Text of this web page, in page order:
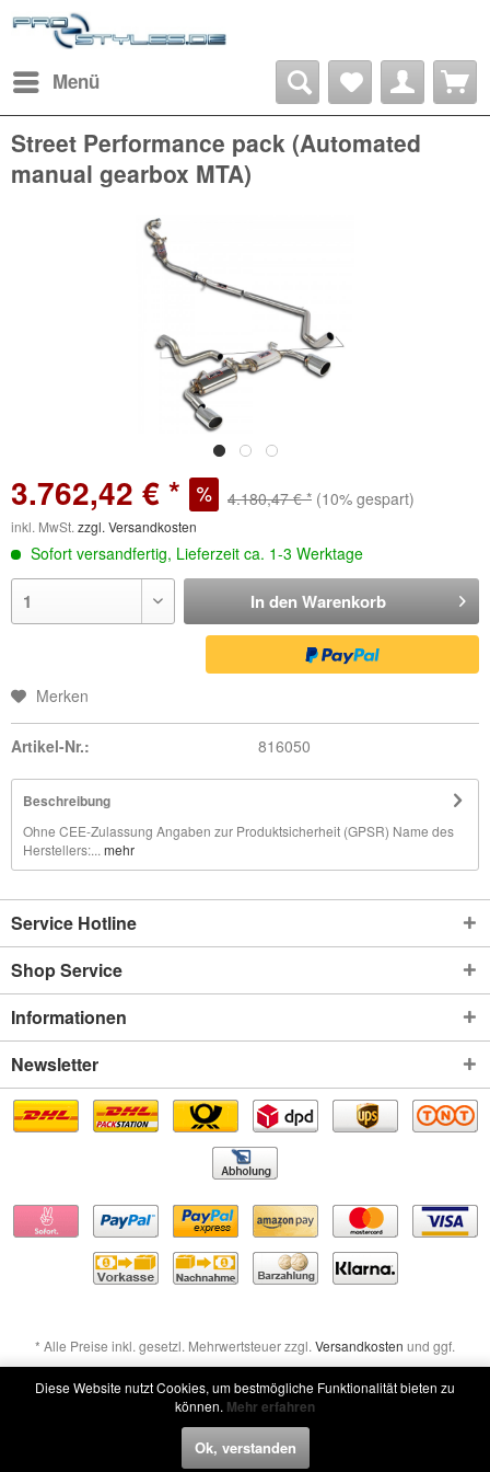
Menü
Street Performance pack (Automated
manual gearbox MTA)
3.762,42 € * 4.180,47 € * (10% gespart)
inkl. MwSt. zzgl. Versandkosten
Sofort versandfertig, Lieferzeit ca. 1-3 Werktage
In den Warenkorb
Merken
Artikel-Nr.: 816050
Beschreibung
Ohne CEE-Zulassung Angaben zur Produktsicherheit (GPSR) Name des
Herstellers:... mehr
Service Hotline
Shop Service
Informationen
Newsletter
* Alle Preise inkl. gesetzl. Mehrwertsteuer zzgl. Versandkosten und ggf.
Nachnahmegebühren, wenn nicht anders beschrieben
Widerruf erklären
Diese Website nutzt Cookies, um bestmögliche Funktionalität bieten zu
können. Mehr erfahren
Ok, verstanden